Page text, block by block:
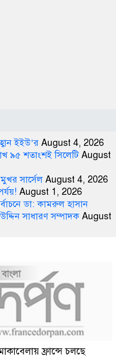
ইইউ’র August 4, 2026
৯৫ শতাংশই সিলেটি August
সার্সেল August 4, 2026
August 1, 2026
ডা: কামরুল হাসান
সাধারণ সম্পাদক August
ফ্রান্সে চলছে